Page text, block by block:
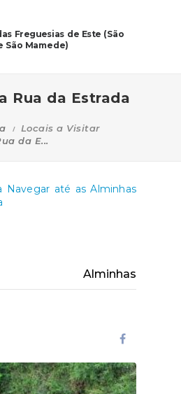
Freguesias de Este (São
São Mamede)
Rua da Estrada
Locais a Visitar
da E...
Navegar até as Alminhas
Alminhas